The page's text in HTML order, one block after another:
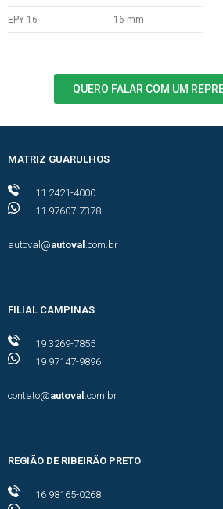
EPY 16 16 mm
QUERO FALAR COM UM
MATRIZ GUARULHOS
11 2421-4000
11 97607-7378
autoval@autoval .com.br
FILIAL CAMPINAS
19 3269-7855
19 97147-9896
contato@autoval .com.br
REGIÃO DE RIBEIRÃO PRETO
16 98165-0268